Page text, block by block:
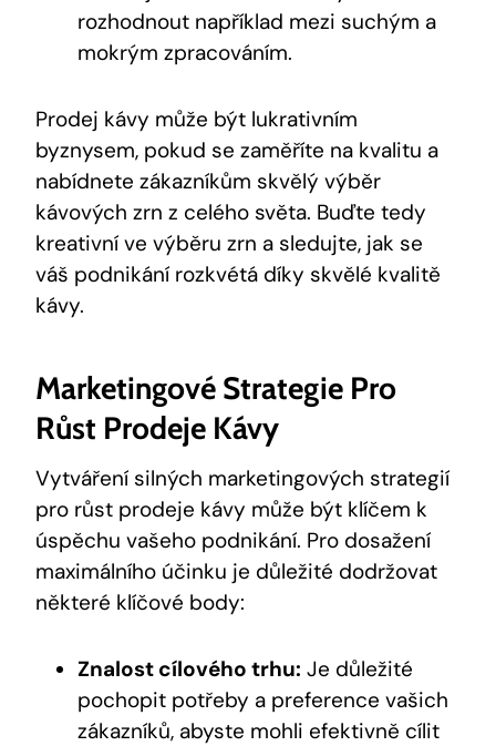
rozhodnout například mezi suchým a
mokrým zpracováním.
Prodej kávy může být lukrativním
byznysem, pokud se zaměříte na kvalitu a
nabídnete zákazníkům skvělý výběr
kávových zrn z celého světa. Buďte tedy
kreativní ve výběru zrn a sledujte, jak se
váš podnikání rozkvétá díky skvělé kvalitě
kávy.
Marketingové Strategie Pro
Růst Prodeje Kávy
Vytváření silných marketingových strategií
pro růst prodeje kávy může být klíčem k
úspěchu vašeho podnikání. Pro dosažení
maximálního účinku je důležité dodržovat
některé klíčové body:
Znalost cílového trhu: Je důležité
pochopit potřeby a preference vašich
zákazníků, abyste mohli efektivně cílit